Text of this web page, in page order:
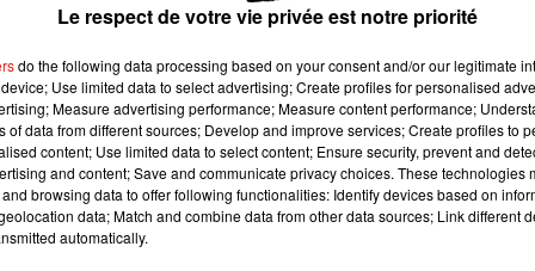
vienne tout remettre en question.
Pixabay
. Et même si l’on fait très attention à ne pas froisser les
nous ne contrôlons pas et qui peut pourtant tout gâcher.
monnaie !
d’étude
Le respect de votre vie privée est notre priorité
do the following data processing based on your consent and/or our legitimate
Use limited data to select advertising; Create profiles for personalised
Measure advertising performance; Measure content performance;
of data from different sources; Develop and improve services; Create profiles to
content; Use limited data to select content; Ensure security, prevent and
and content; Save and communicate privacy choices. These technologies
browsing data to offer following functionalities: Identify devices based on
data; Match and combine data from other data sources; Link different
automatically.